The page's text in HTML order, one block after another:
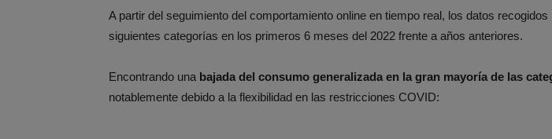
A partir del seguimiento del comportamiento online en tiempo real, los datos recogidos
siguientes categorías en los primeros 6 meses del 2022 frente a años anteriores.
Encontrando una bajada del consumo generalizada en la gran mayoría de las
notablemente debido a la flexibilidad en las restricciones COVID: